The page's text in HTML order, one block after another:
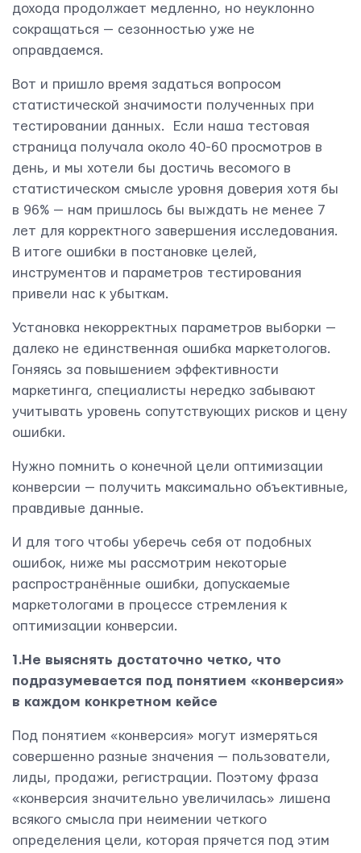
дохода продолжает медленно, но неуклонно
сокращаться — сезонностью уже не
оправдаемся.
Вот и пришло время задаться вопросом
статистической значимости полученных при
тестировании данных. Если наша тестовая
страница получала около 40-60 просмотров в
день, и мы хотели бы достичь весомого в
статистическом смысле уровня доверия хотя бы
в 96% — нам пришлось бы выждать не менее 7
лет для корректного завершения исследования.
В итоге ошибки в постановке целей,
инструментов и параметров тестирования
привели нас к убыткам.
Установка некорректных параметров выборки —
далеко не единственная ошибка маркетологов.
Гоняясь за повышением эффективности
маркетинга, специалисты нередко забывают
учитывать уровень сопутствующих рисков и цену
ошибки.
Нужно помнить о конечной цели оптимизации
конверсии — получить максимально объективные,
правдивые данные.
И для того чтобы уберечь себя от подобных
ошибок, ниже мы рассмотрим некоторые
распространённые ошибки, допускаемые
маркетологами в процессе стремления к
оптимизации конверсии.
1.Не выяснять достаточно четко, что
подразумевается под понятием «конверсия»
в каждом конкретном кейсе
Под понятием «конверсия» могут измеряться
совершенно разные значения — пользователи,
лиды, продажи, регистрации. Поэтому фраза
«конверсия значительно увеличилась» лишена
всякого смысла при неимении четкого
определения цели, которая прячется под этим
info@yudjes.com
Rävala pst 8-ruum 810, 10143, Tallinn
Yudjes OÜ